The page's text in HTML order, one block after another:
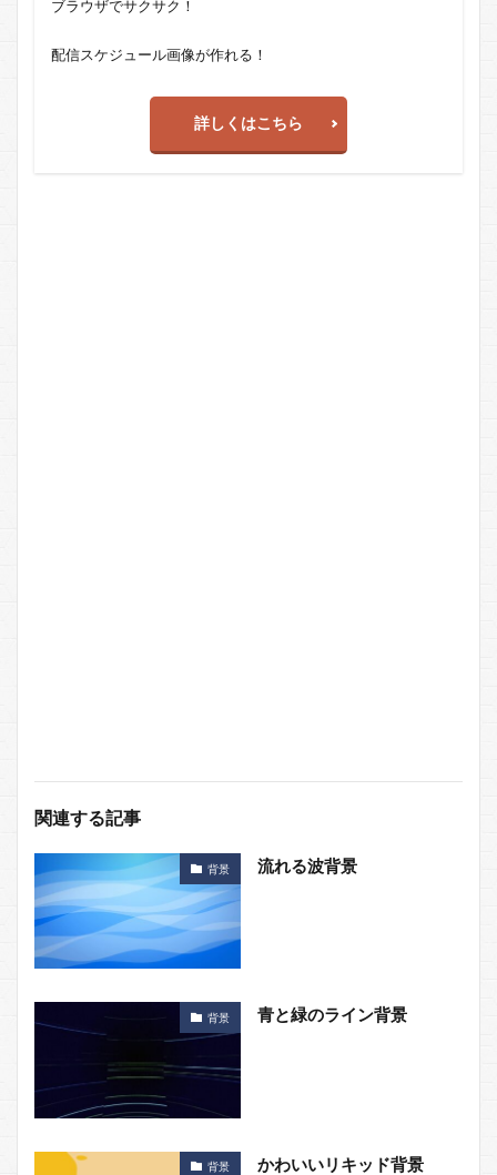
ブラウザでサクサク！
配信スケジュール画像が作れる！
詳しくはこちら
関連する記事
背景 流れる波背景
背景 青と緑のライン背景
背景 かわいいリキッド背景